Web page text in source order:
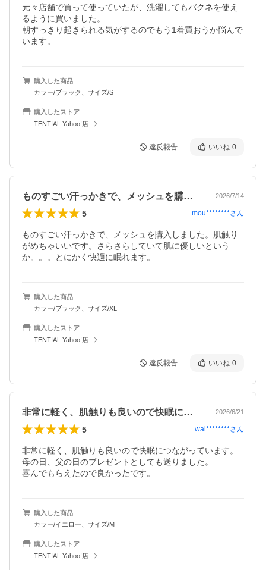
元々店舗で買って使っていたが、洗濯してもバクネを使え
るように買いました。
朝すっきり起きられる気がするのでもう1着買おうか悩んで
います。
購入した商品
カラー/ブラック、サイズ/S
購入したストア
TENTIAL Yahoo!店
違反報告 いいね 0
ものすごい汗っかきで、メッシュを購入し… 2026/7/14
5 mou********さん
ものすごい汗っかきで、メッシュを購入しました。肌触り
がめちゃいいです。さらさらしていて肌に優しいという
か。。。とにかく快適に眠れます。
購入した商品
カラー/ブラック、サイズ/XL
購入したストア
TENTIAL Yahoo!店
違反報告 いいね 0
非常に軽く、肌触りも良いので快眠につな… 2026/6/21
5 wal********さん
非常に軽く、肌触りも良いので快眠につながっています。
母の日、父の日のプレゼントとしても送りました。
喜んでもらえたので良かったです。
購入した商品
カラー/イエロー、サイズ/M
購入したストア
TENTIAL Yahoo!店